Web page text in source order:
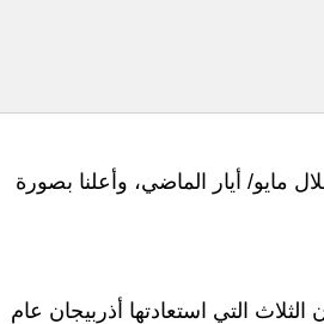
مايو/ أيار الماضي، وأعلنا بصورة
التي استعادتها أذربيجان عام